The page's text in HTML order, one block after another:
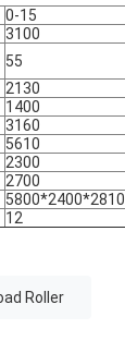
0-15
3100
55
2130
1400
3160
5610
2300
2700
5800*2400*2810
12
Roller